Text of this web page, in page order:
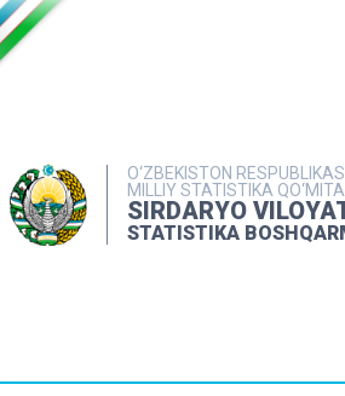
O‘ZBEKISTON RESPUBLIKASI
MILLIY STATISTIKA
SIRDARYO
STATISTIKA
NASHRLAR
INTERAKTIV
MATBUOT